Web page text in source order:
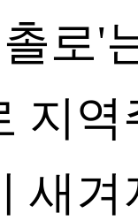
로'
지
새